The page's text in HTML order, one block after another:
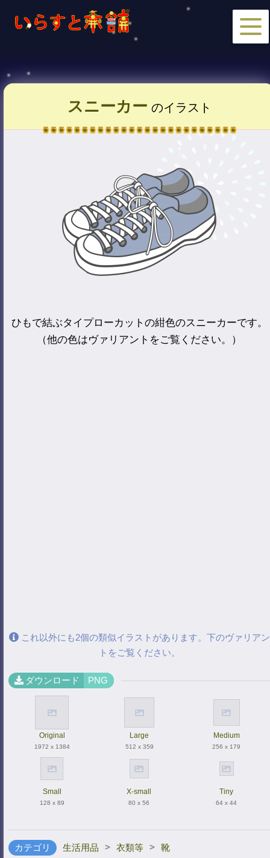
スニーカー のイラスト
ひもで結ぶタイプローカットの紺色のスニーカーです。
（他の色はヴァリアントをご覧ください。）
これ以外にも2個の類似イラストがあります。下のヴァリアン
トをご覧ください。
ダウンロード PNG
Original
1972 x 1384
Large
512 x 359
Medium
256 x 179
Small
128 x 89
X-small
80 x 56
Tiny
64 x 44
カテゴリ 生活用品 > 衣類等 > 靴